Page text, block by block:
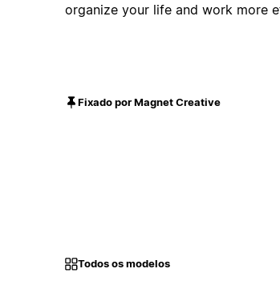
organize your life and work more
Fixado por Magnet Creative
Todos os modelos